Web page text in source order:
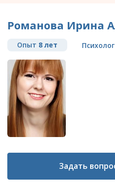
Романова Ирина
Опыт 8 лет
Задать